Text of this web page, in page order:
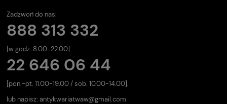
Zadzwoń do nas:
888 313 332
[w godz. 8.00-22.00]
22 646 06 44
[pon.-pt. 11.00-19.00 / sob. 10.00-14.00].
lub napisz: antykwariatwaw@gmail.com